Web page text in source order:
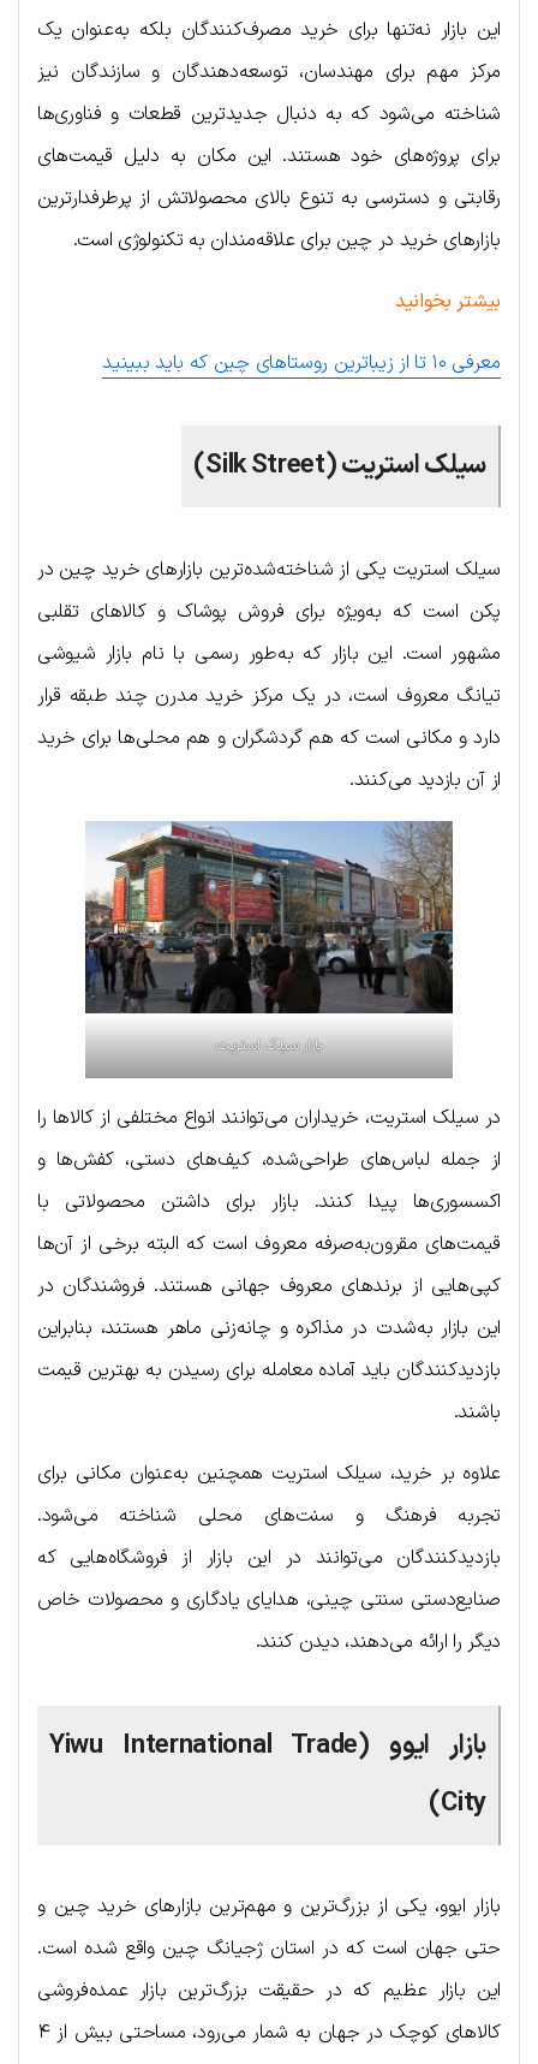
این بازار نه‌تنها برای خرید مصرف‌کنندگان بلکه به‌عنوان یک
مرکز مهم برای مهندسان، توسعه‌دهندگان و سازندگان نیز
شناخته می‌شود که به دنبال جدیدترین قطعات و فناوری‌ها
برای پروژه‌های خود هستند. این مکان به دلیل قیمت‌های
رقابتی و دسترسی به تنوع بالای محصولاتش از پرطرفدارترین
بازارهای خرید در چین برای علاقه‌مندان به تکنولوژی است.
بیشتر بخوانید
معرفی ۱۰ تا از زیباترین روستاهای چین که باید ببینید
سیلک استریت (Silk Street)
سیلک استریت یکی از شناخته‌شده‌ترین بازارهای خرید چین در
پکن است که به‌ویژه برای فروش پوشاک و کالاهای تقلبی
مشهور است. این بازار که به‌طور رسمی با نام بازار شیوشی
تیانگ معروف است، در یک مرکز خرید مدرن چند طبقه قرار
دارد و مکانی است که هم گردشگران و هم محلی‌ها برای خرید
از آن بازدید می‌کنند.
بازار سیلک استریت
در سیلک استریت، خریداران می‌توانند انواع مختلفی از کالاها را
از جمله لباس‌های طراحی‌شده، کیف‌های دستی، کفش‌ها و
اکسسوری‌ها پیدا کنند. بازار برای داشتن محصولاتی با
قیمت‌های مقرون‌به‌صرفه معروف است که البته برخی از آن‌ها
کپی‌هایی از برندهای معروف جهانی هستند. فروشندگان در
این بازار به‌شدت در مذاکره و چانه‌زنی ماهر هستند، بنابراین
بازدیدکنندگان باید آماده معامله برای رسیدن به بهترین قیمت
باشند.
علاوه بر خرید، سیلک استریت همچنین به‌عنوان مکانی برای
تجربه فرهنگ و سنت‌های محلی شناخته می‌شود.
بازدیدکنندگان می‌توانند در این بازار از فروشگاه‌هایی که
صنایع‌دستی سنتی چینی، هدایای یادگاری و محصولات خاص
دیگر را ارائه می‌دهند، دیدن کنند.
بازار ایوو (Yiwu International Trade
City)
بازار ایوو، یکی از بزرگ‌ترین و مهم‌ترین بازارهای خرید چین و
حتی جهان است که در استان ژجیانگ چین واقع شده است.
این بازار عظیم که در حقیقت بزرگ‌ترین بازار عمده‌فروشی
کالاهای کوچک در جهان به شمار می‌رود، مساحتی بیش از ۴